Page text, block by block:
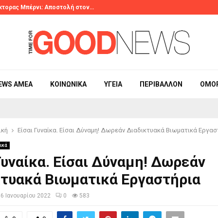
Μπέρνι: Αποστολή στον…
ΑΜΕΑ ΚΟΙΝΩΝΙΚΆ ΥΓΕΊΑ ΠΕΡΙΒΆΛΛΟΝ
Είσαι Γυναίκα. Είσαι Δύναμη! Δωρεάν Διαδικτυακά Βιωματικά
Είσαι Δύναμη! Δωρεάν
Βιωματικά Εργαστήρια
Ιανουαρίου 2022 0 583